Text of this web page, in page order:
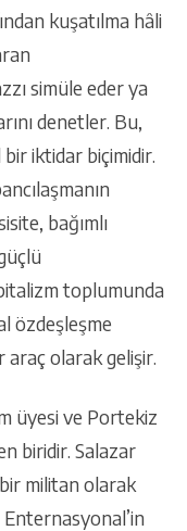
kuşatılma hâli
simüle eder ya
denetler. Bu,
iktidar biçimidir.
bağımlı
toplumunda
özdeşleşme
araç olarak gelişir.
üyesi ve Portekiz
biridir. Salazar
militan olarak